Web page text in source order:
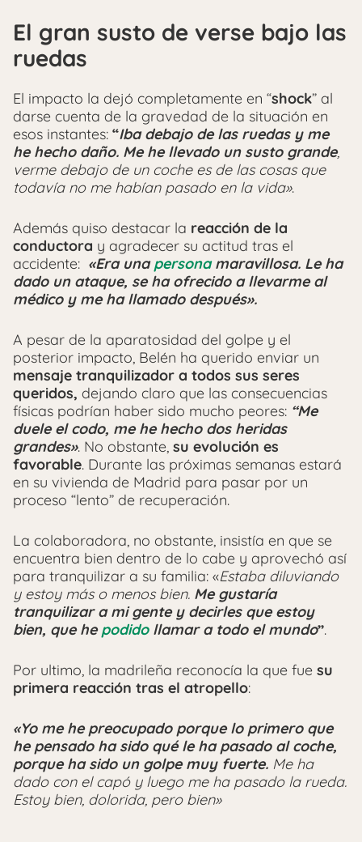
El gran susto de verse bajo las
ruedas
El impacto la dejó completamente en “shock” al
darse cuenta de la gravedad de la situación en
esos instantes: “Iba debajo de las ruedas y me
he hecho daño. Me he llevado un susto grande,
verme debajo de un coche es de las cosas que
todavía no me habían pasado en la vida».
Además quiso destacar la reacción de la
conductora y agradecer su actitud tras el
accidente: «Era unapersonamaravillosa. Le ha
dado un ataque, se ha ofrecido a llevarme al
médico y me ha llamado después».
A pesar de la aparatosidad del golpe y el
posterior impacto, Belén ha querido enviar un
mensaje tranquilizador a todos sus seres
queridos, dejando claro que las consecuencias
físicas podrían haber sido mucho peores: “Me
duele el codo, me he hecho dos heridas
grandes». No obstante, su evolución es
favorable. Durante las próximas semanas estará
en su vivienda de Madrid para pasar por un
proceso “lento” de recuperación.
La colaboradora, no obstante, insistía en que se
encuentra bien dentro de lo cabe y aprovechó así
para tranquilizar a su familia: «Estaba diluviando
y estoy más o menos bien. Me gustaría
tranquilizar a mi gente y decirles que estoy
bien, que hepodidollamar a todo el mundo”.
Por ultimo, la madrileña reconocía la que fue su
primera reacción tras el atropello:
«Yo me he preocupado porque lo primero que
he pensado ha sido qué le ha pasado al coche,
porque ha sido un golpe muy fuerte. Me ha
dado con el capó y luego me ha pasado la rueda.
Estoy bien, dolorida, pero bien»